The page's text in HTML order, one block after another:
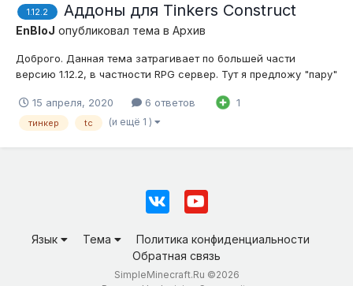
1.12.2 Аддоны для Tinkers Construct
EnBloJ опубликовал тема в Архив
Доброго. Данная тема затрагивает по большей части
версию 1.12.2, в частности RPG сервер. Тут я предложу "пару"
не тестил, так что опишу поверхностно. 1. Pewter - делает
связь со следующими модами: Astral Sorcery, Botania,
15 апреля, 2020 6 ответов 1
тинкер tc (и ещё 1 )
Язык Тема
Политика конфиденциальности
Обратная связь
SimpleMinecraft.Ru ©2026